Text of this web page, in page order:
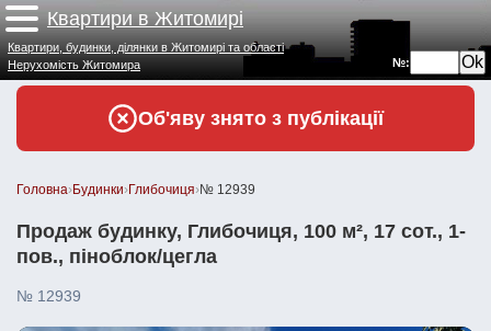
Квартири в Житомирі
№:
Квартири, будинки, ділянки в Житомирі та області
Нерухомість Житомира
Об'яву знято з публікації
Головна›Будинки›Глибочиця›№ 12939
Продаж будинку, Глибочиця, 100 м², 17 сот., 1-
пов., піноблок/цегла
№ 12939